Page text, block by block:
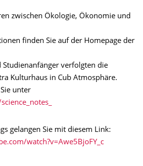
zwischen Ökologie, Ökonomie und
finden Sie auf der Homepage der
Studienanfänger verfolgten die
Kulturhaus in Cub Atmosphäre.
unter
gelangen Sie mit diesem Link:
watch?v=Awe5BjoFY_c